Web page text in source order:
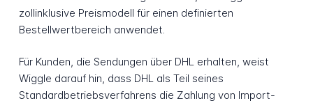
zollinklusive Preismodell für einen definierten
Bestellwertbereich anwendet.
Für Kunden, die Sendungen über DHL erhalten, weist
Wiggle darauf hin, dass DHL als Teil seines
Standardbetriebsverfahrens die Zahlung von Import-